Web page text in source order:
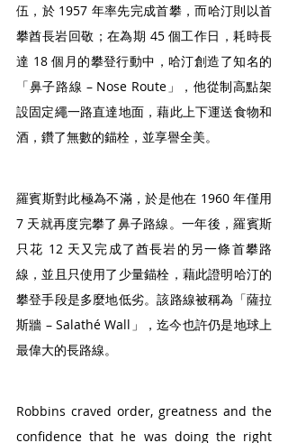
伍，於 1957 年率先完成首攀，而哈汀則以首
攀酋長岩回敬；在為期 45 個工作日，耗時長
達 18 個月的攀登行動中，哈汀創造了知名的
「鼻子路線 – Nose Route」，他從制高點架
設固定繩一路直達地面，藉此上下運送食物和
酒，鑽了無數的錨栓，並享譽全美。
羅賓斯對此極為不滿，於是他在 1960 年僅用
7 天就再度完攀了鼻子路線。一年後，羅賓斯
只花 12 天又完成了酋長岩的另一條首攀路
線，並且只使用了少量錨栓，藉此證明哈汀的
攀登手段是多麼地低劣。該路線被稱為「薩拉
斯牆 – Salathé Wall」，迄今也許仍是地球上
最偉大的長路線。
Robbins craved order, greatness and the
confidence that he was doing the right